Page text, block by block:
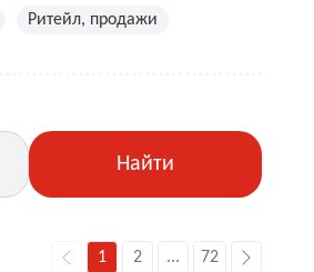
Ритейл, продажи
Найти
1 2 ... 72